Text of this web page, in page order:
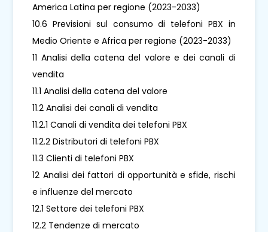
America Latina per regione (2023-2033)
10.6 Previsioni sul consumo di telefoni PBX in
Medio Oriente e Africa per regione (2023-2033)
11 Analisi della catena del valore e dei canali di
vendita
11.1 Analisi della catena del valore
11.2 Analisi dei canali di vendita
11.2.1 Canali di vendita dei telefoni PBX
11.2.2 Distributori di telefoni PBX
11.3 Clienti di telefoni PBX
12 Analisi dei fattori di opportunità e sfide, rischi
e influenze del mercato
12.1 Settore dei telefoni PBX
12.2 Tendenze di mercato